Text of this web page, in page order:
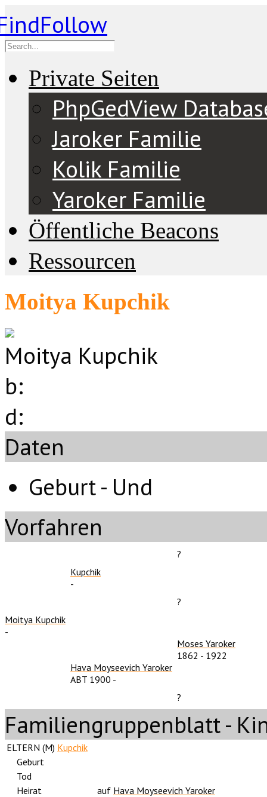
Private Seiten
PhpGedView
Jaroker Familie
Kolik Familie
Yaroker Familie
Öffentliche Beacons
Ressourcen
Moitya Kupchik
Moitya Kupchik
b:
d:
Daten
Geburt - Und
Vorfahren
?
Kupchik
-
?
Moitya Kupchik
-
Moses Yaroker
1862 - 1922
Hava Moyseevich Yaroker
ABT 1900 -
?
Familiengruppenblatt -
ELTERN (M) Kupchik
Geburt
Tod
Heirat
auf Hava Moyseevich Yaroker